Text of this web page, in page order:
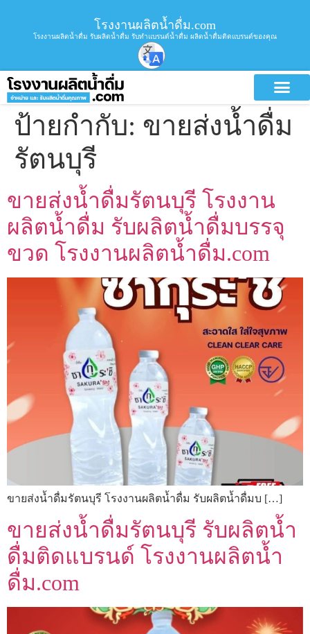
โรงงานผลิตน้ำดื่ม.com
โรงงานผลิตน้ำดื่ม รับผลิตน้ำดื่ม รับทำแบรนด์น้ำดื่ม ผลิตน้ำดื่มติดแบรนด์ของคุณ
ป้ายกำกับ: ขายส่งน้ำดื่ม
รัตนบุรี
ขายส่งน้ำดื่มรัตนบุรี โรงงาน
ผลิตน้ำดื่ม รับผลิตน้ำดื่มบรรจุ
ขวด โรงงานผลิตน้ำดื่ม.com
ขายส่งน้ำดื่มรัตนบุรี โรงงานผลิตน้ำดื่ม รับผลิตน้ำดื่มบ […]
ขายส่งน้ำดื่มรัตนบุรี รับผลิตน้ำ
ดื่มติดแบรนด์ โรงงานผลิตน้ำ
ดื่ม.com